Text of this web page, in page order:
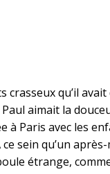
crasseux qu’il
aimait la
à Paris avec les
sein qu’un
étrange,